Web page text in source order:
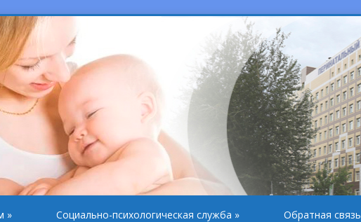
» Социально-психологическая служба » Обратная связь